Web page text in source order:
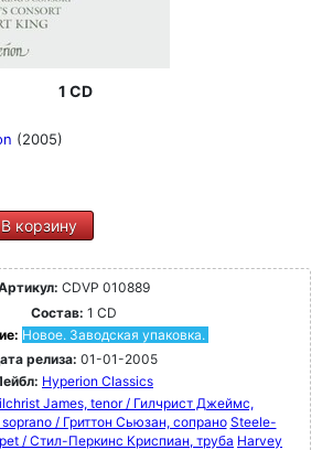
1 CD
(2005)
В корзину
CDVP 010889
Состав: 1 CD
Новое. Заводская упаковка.
релиза: 01-01-2005
Hyperion Classics
James, tenor / Гилчрист Джеймс,
/ Гриттон Сьюзан, сопрано Steele-
/ Стил-Перкинс Криспиан, труба Harvey